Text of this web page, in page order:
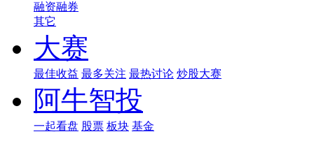
融资融券
其它
大赛
最佳收益 最多关注 最热讨论 炒股大赛
阿牛智投
一起看盘 股票 板块 基金